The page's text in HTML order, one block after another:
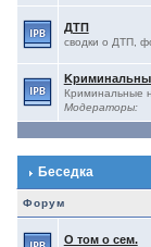
ДТП
сводки о ДТП,
Криминальные
Модераторы:
Беседка
Форум
О том о сем.